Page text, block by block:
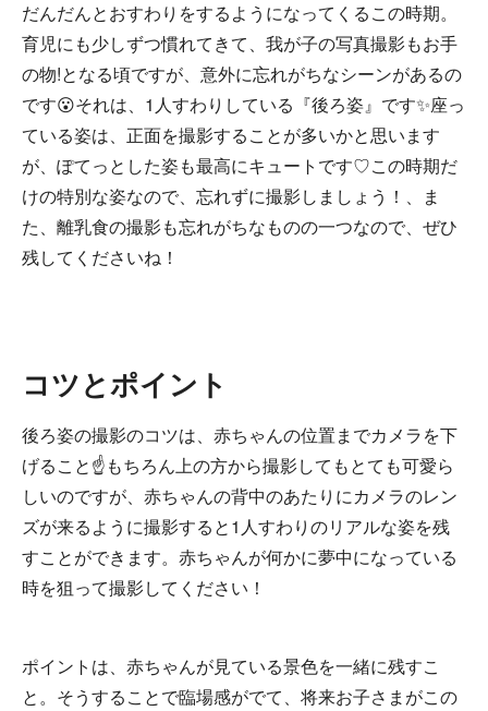
だんだんとおすわりをするようになってくるこの時期。
育児にも少しずつ慣れてきて、我が子の写真撮影もお手
の物!となる頃ですが、意外に忘れがちなシーンがあるの
です😮それは、1人すわりしている『後ろ姿』です✨座っ
ている姿は、正面を撮影することが多いかと思います
が、ぽてっとした姿も最高にキュートです♡この時期だ
けの特別な姿なので、忘れずに撮影しましょう！、ま
た、離乳食の撮影も忘れがちなものの一つなので、ぜひ
残してくださいね！
コツとポイント
後ろ姿の撮影のコツは、赤ちゃんの位置までカメラを下
げること☝もちろん上の方から撮影してもとても可愛ら
しいのですが、赤ちゃんの背中のあたりにカメラのレン
ズが来るように撮影すると1人すわりのリアルな姿を残
すことができます。赤ちゃんが何かに夢中になっている
時を狙って撮影してください！
ポイントは、赤ちゃんが見ている景色を一緒に残すこ
と。そうすることで臨場感がでて、将来お子さまがこの